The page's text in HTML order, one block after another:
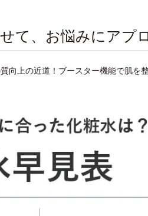
て、お悩みにアプ
向上の近道！ブースター機能で肌を